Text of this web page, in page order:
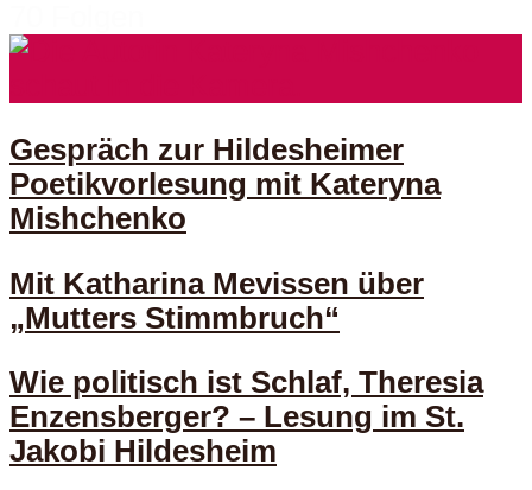
Gespräch zur Hildesheimer
Poetikvorlesung mit Kateryna
Mishchenko
Mit Katharina Mevissen über
„Mutters Stimmbruch“
Wie politisch ist Schlaf, Theresia
Enzensberger? – Lesung im St.
Jakobi Hildesheim